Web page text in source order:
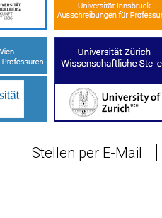
Stellen per E-Mail